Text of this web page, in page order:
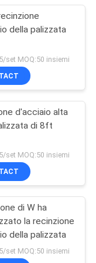
della palizzata
set MOQ:50 insiemi
d'acciaio alta
di 8ft
set MOQ:50 insiemi
di W ha
la recinzione
della palizzata
set MOQ:50 insiemi